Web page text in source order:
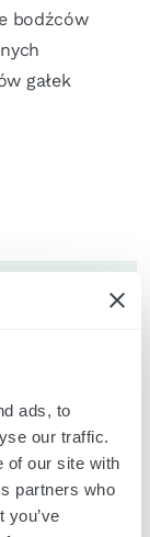
ads, to
our traffic.
of our site with
partners who
you’ve
bodźców
gałek
Kit na
lub